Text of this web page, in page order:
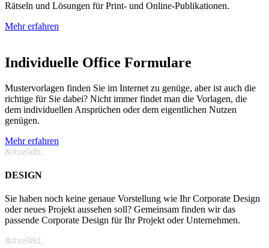
Rätseln und Lösungen für Print- und Online-Publikationen.
Mehr erfahren
Individuelle Office Formulare
Mustervorlagen finden Sie im Internet zu genüge, aber ist auch die
richtige für Sie dabei? Nicht immer findet man die Vorlagen, die
dem individuellen Ansprüchen oder dem eigentlichen Nutzen
genügen.
Mehr erfahren
&#xe0db;
DESIGN
Sie haben noch keine genaue Vorstellung wie Ihr Corporate Design
oder neues Projekt aussehen soll? Gemeinsam finden wir das
passende Corporate Design für Ihr Projekt oder Unternehmen.
&#xe08d;